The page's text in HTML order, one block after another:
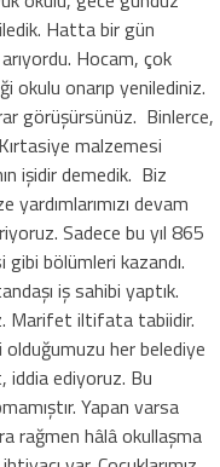
Hatta bir gün
Hocam, çok
okulu onarıp yenilediniz.
görüşürsünüz. Binlerce,
malzemesi
işidir demedik. Biz
devam
Sadece bu yıl 865
bölümleri kazandı.
iş sahibi yaptık.
Marifet iltifata tabiidir.
her belediye
iddia ediyoruz. Bu
Yapan varsa
rağmen hâlâ okullaşma